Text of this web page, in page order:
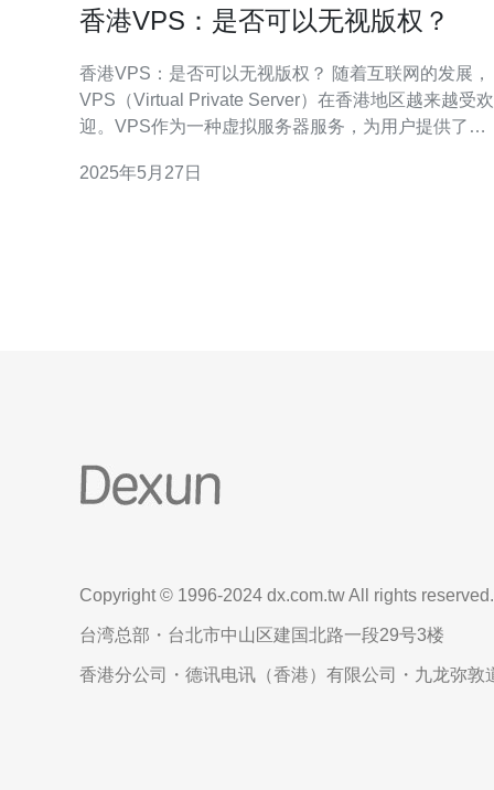
香港VPS：是否可以无视版权？
香港VPS：是否可以无视版权？ 随着互联网的发展，
VPS（Virtual Private Server）在香港地区越来越受欢
迎。VPS作为一种虚拟服务器服务，为用户提供了更
一种误解，认为在使用VPS时可以无视版权问题。那
2025年5月27日
Copyright © 1996-2024 dx.com.tw All rights reserved.
台湾总部・台北市中山区建国北路一段29号3楼
香港分公司・德讯电讯（香港）有限公司・九龙弥敦